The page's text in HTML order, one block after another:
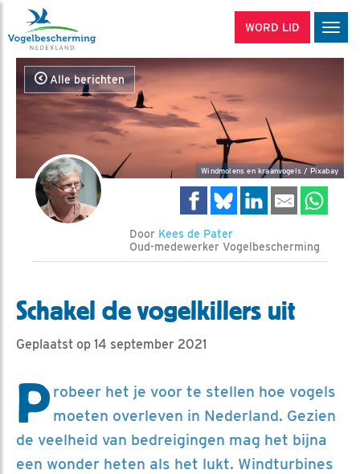
WORD LID
Alle berichten
Windmolens en kraanvogels / Pixabay
Door Kees de Pater
Oud-medewerker Vogelbescherming
Schakel de vogelkillers uit
Geplaatst op 14 september 2021
P robeer het je voor te stellen hoe vogels
moeten overleven in Nederland. Gezien
de veelheid van bedreigingen mag het bijna
een wonder heten als het lukt. Windturbines